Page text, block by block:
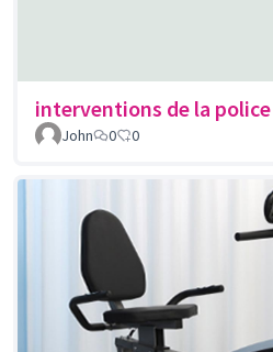
interventions de la
John 0 0